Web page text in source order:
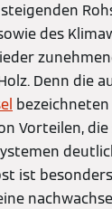
des
Denn die
Vorteilen,
ist